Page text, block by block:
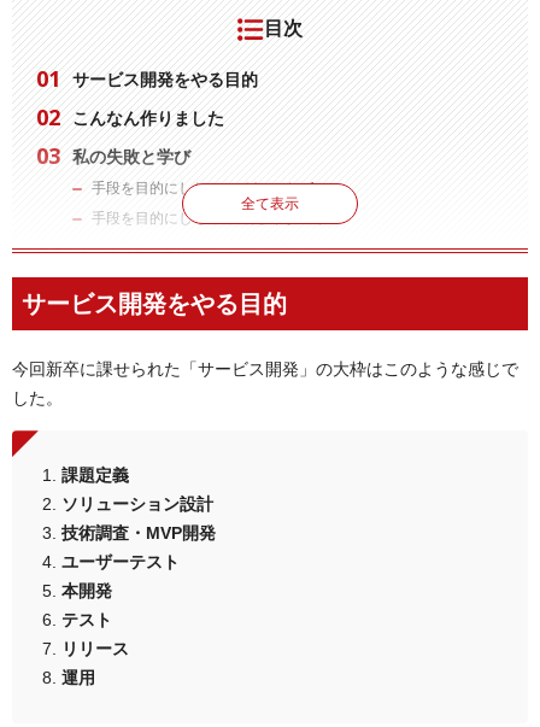
目次
サービス開発をやる目的
こんなん作りました
私の失敗と学び
手段を目的にしちゃってた（その1）
手段を目的にしちゃってた（その2）
じゃあどうすればよかったのか？
まとめ
全て表示
サービス開発をやる目的
今回新卒に課せられた「サービス開発」の大枠はこのような感じで
した。
課題定義
ソリューション設計
技術調査・MVP開発
ユーザーテスト
本開発
テスト
リリース
運用